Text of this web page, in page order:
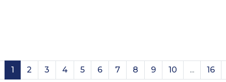
1 (current)
2 3 4 5 6 7 8 9 10 ... 16